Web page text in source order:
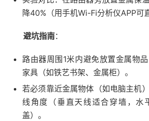
降40%（用手机Wi-Fi分析仪APP可
避坑指南：
路由器周围1米内避免放置金属物
家具（如铁艺书架、金属柜）。
若必须靠近金属物体（如电脑主机
线角度（垂直天线适合穿墙，水
盖）。